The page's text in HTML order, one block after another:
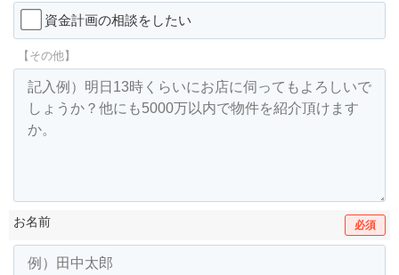
資金計画の相談をしたい
【その他】
お名前 必須